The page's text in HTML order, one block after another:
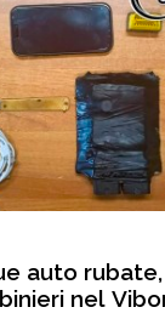
un […]
auto
nel